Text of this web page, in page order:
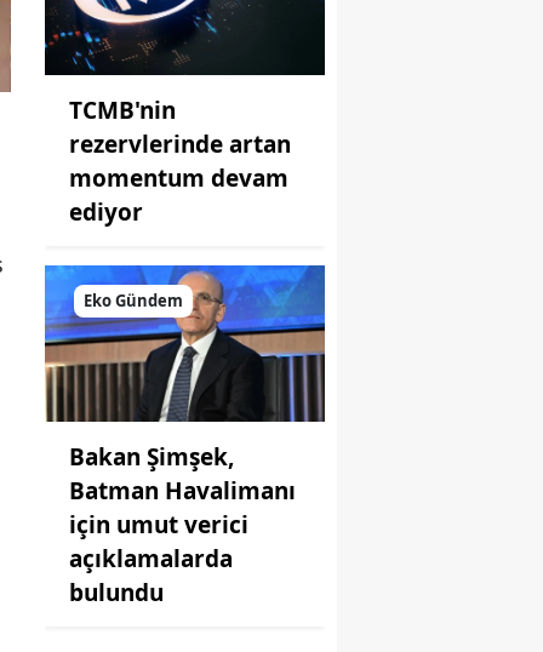
TCMB'nin
rezervlerinde artan
momentum devam
ediyor
Eko Gündem
Bakan Şimşek,
Batman Havalimanı
için umut verici
açıklamalarda
bulundu